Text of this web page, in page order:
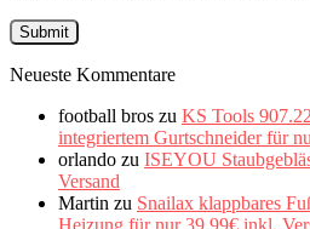
Neueste Kommentare
football bros zu KS Tools
integriertem Gurtschneider für
orlando zu ISEYOU
Versand
Martin zu Snailax klappbares
Heizung für nur 39,99€ inkl.